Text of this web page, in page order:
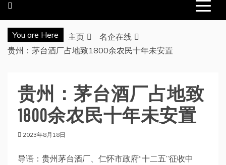
You are Here 主页
名企在线
贵州：茅台酒厂占地致1800余农民十年未安置
贵州：茅台酒厂占地致
1800余农民十年未安置
2023年8月18日
导语：贵州茅台酒厂、仁怀市政府“十二五”征收中